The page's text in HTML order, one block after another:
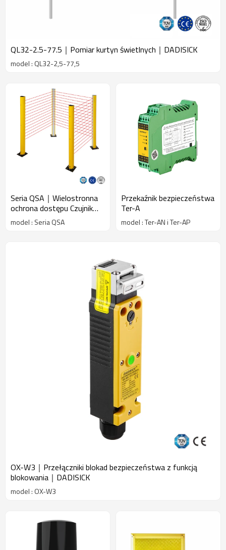
QL32-2.5-77.5｜Pomiar kurtyn świetlnych｜DADISICK
model : QL32-2,5-77,5
Seria QSA｜Wielostronna
ochrona dostępu Czujnik
bezpieczeństwa obszaru｜
DADISICK
model : Seria QSA
Przekaźnik bezpieczeństwa
Ter-A
model : Ter-AN i Ter-AP
OX-W3｜Przełączniki blokad bezpieczeństwa z funkcją
blokowania｜DADISICK
model : OX-W3